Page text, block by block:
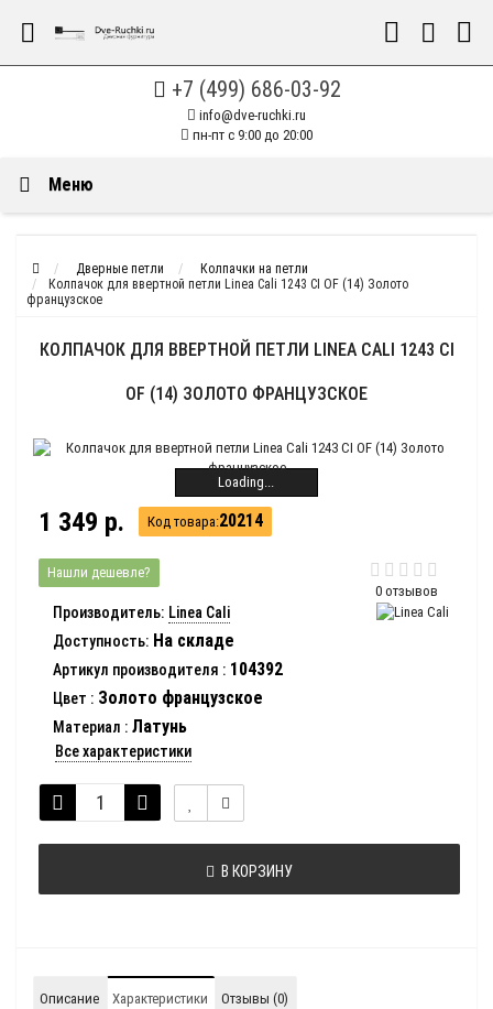
+7 (499) 686-03-92
info@dve-ruchki.ru
пн-пт с 9:00 до 20:00
Меню
Дверные петли
Колпачки на петли
Колпачок для ввертной петли Linea Cali 1243 CI OF (14) Золото
французское
КОЛПАЧОК ДЛЯ ВВЕРТНОЙ ПЕТЛИ LINEA CALI 1243 CI
OF (14) ЗОЛОТО ФРАНЦУЗСКОЕ
Loading...
0 отзывов
1 349 р. Код товара:20214
Нашли дешевле?
Производитель: Linea Cali
Доступность: На складе
Артикул производителя : 104392
Цвет : Золото французское
Материал : Латунь
Все характеристики
В КОРЗИНУ
Описание Характеристики Отзывы (0)